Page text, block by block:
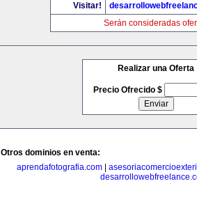
Visitar!
Serán consideradas
Realizar una Oferta
Precio Ofrecido $
Otros dominios en venta:
aprendafotografia.com